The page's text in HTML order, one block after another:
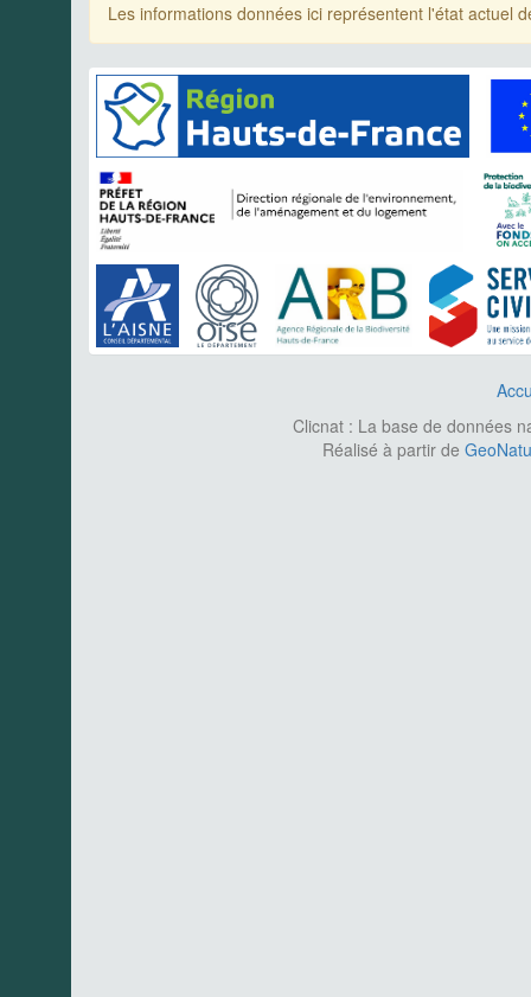
Les informations données ici représentent l'état actuel
Clicnat : La base de données
Réalisé à partir de